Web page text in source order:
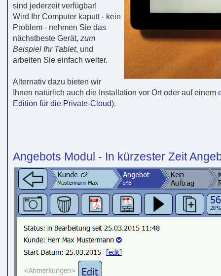
sind jederzeit verfügbar!
Wird Ihr Computer kaputt - kein
Problem - nehmen Sie das
nächstbeste Gerät, zum
Beispiel Ihr Tablet, und
arbeiten Sie einfach weiter.
Alternativ dazu bieten wir
Ihnen natürlich auch die Installation vor Ort oder auf einem
Edition für die Private-Cloud).
Angebots Modul - In kürzester Zeit